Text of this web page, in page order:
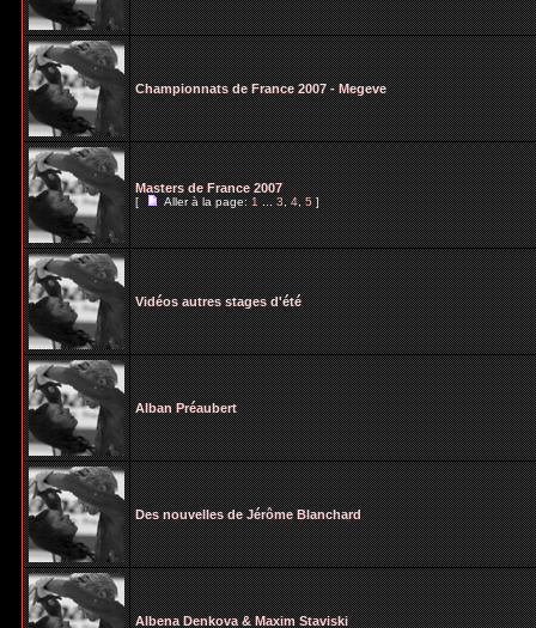
Championnats de France 2007 - Megeve
Masters de France 2007
[ Aller à la page:1...3,4,5]
Vidéos autres stages d'été
Alban Préaubert
Des nouvelles de Jérôme Blanchard
Albena Denkova & Maxim Staviski